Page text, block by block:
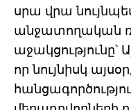
սրա վրա
անջատողական
աջակցությունը՝
որ նույնիսկ